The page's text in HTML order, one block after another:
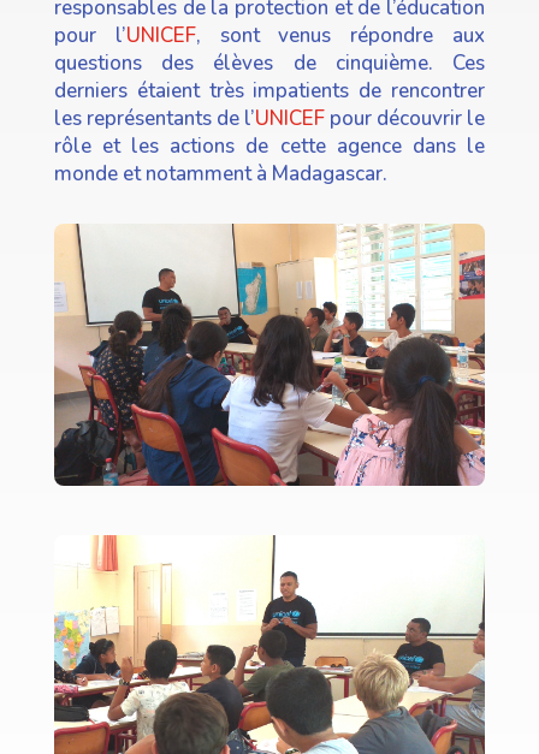
responsables de la protection et de l’éducation
pour l’UNICEF, sont venus répondre aux
questions des élèves de cinquième. Ces
derniers étaient très impatients de rencontrer
les représentants de l’UNICEF pour découvrir le
rôle et les actions de cette agence dans le
monde et notamment à Madagascar.